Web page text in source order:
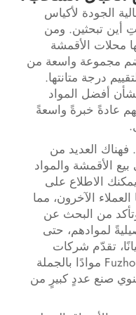
الجودة لأكياس
أين تبحثين. ومن
محلات الأقمشة
تضم مجموعة واسعة من
درجة متانتها.
أفضل المواد
عادةً خبرةً واسعةً
فهناك العديد من
الأقمشة والمواد
الاطلاع على
الآخرون، مما
من البحث عن
لموادهم، حتى
تقدّم شركات
التصنيع مثل Fuzhou Saipulang Trading موادًا بالجملة
صنع عددٍ كبيرٍ من